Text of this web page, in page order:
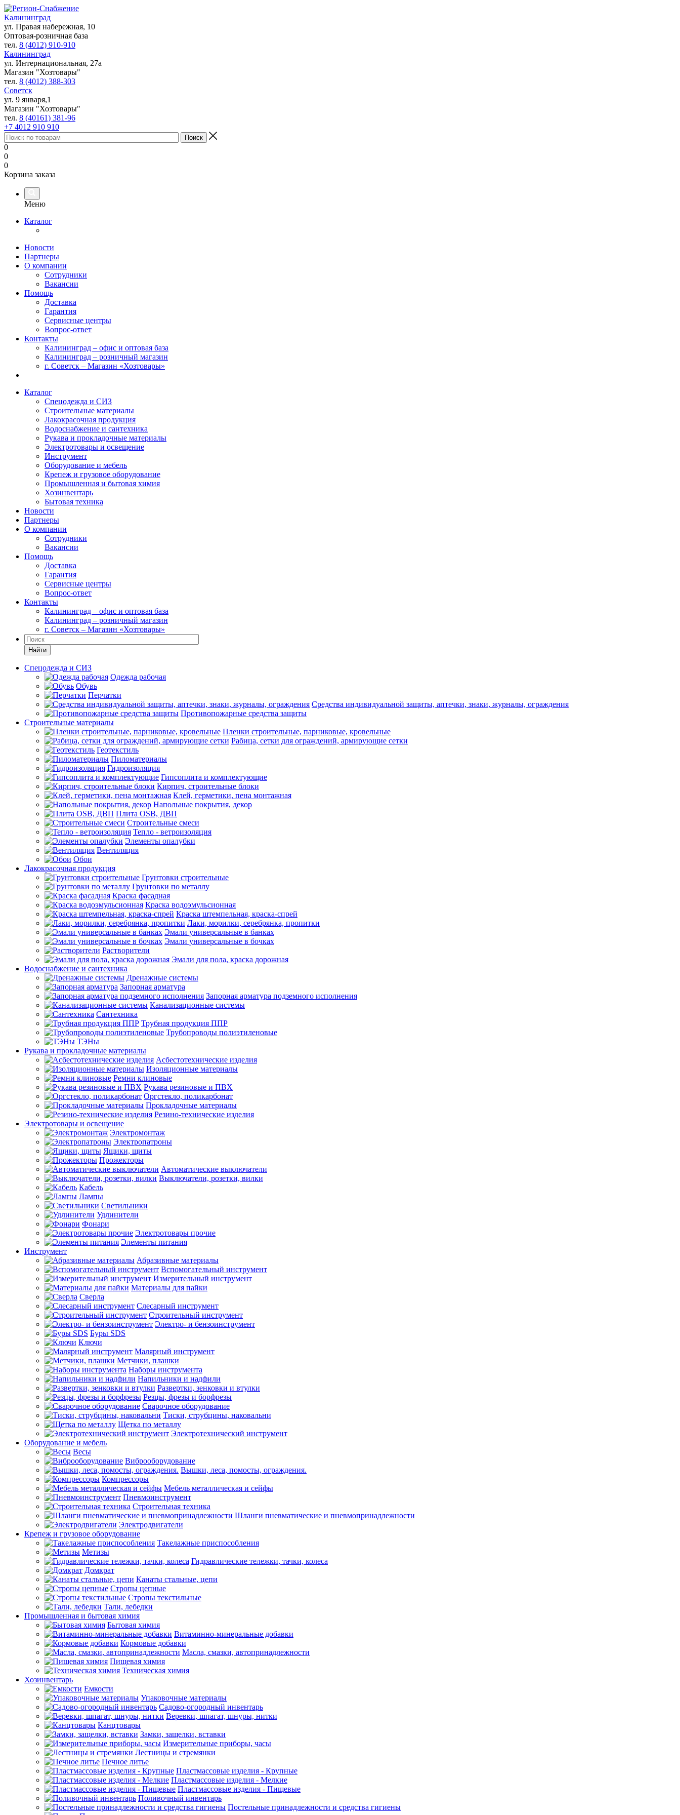
Калининград
ул. Правая набережная, 10
Оптовая-розничная база
тел. 8 (4012) 910-910
Калининград
ул. Интернациональная, 27а
Магазин "Хозтовары"
тел. 8 (4012) 388-303
Советск
ул. 9 января,1
Магазин "Хозтовары"
тел. 8 (40161) 381-96
+7 4012 910 910
0
0
0
Корзина заказа
Меню
Каталог
Новости
Партнеры
О компании
Сотрудники
Вакансии
Помощь
Доставка
Гарантия
Сервисные центры
Вопрос-ответ
Контакты
Калининград – офис и оптовая база
Калининград – розничный магазин
г. Советск – Магазин «Хозтовары»
Каталог
Спецодежда и СИЗ
Строительные материалы
Лакокрасочная продукция
Водоснабжение и сантехника
Рукава и прокладочные материалы
Электротовары и освещение
Инструмент
Оборудование и мебель
Крепеж и грузовое оборудование
Промышленная и бытовая химия
Хозинвентарь
Бытовая техника
Новости
Партнеры
О компании
Сотрудники
Вакансии
Помощь
Доставка
Гарантия
Сервисные центры
Вопрос-ответ
Контакты
Калининград – офис и оптовая база
Калининград – розничный магазин
г. Советск – Магазин «Хозтовары»
Найти
Спецодежда и СИЗ
Одежда рабочая
Обувь
Перчатки
Средства индивидуальной защиты, аптечки, знаки, журналы, ограждения
Противопожарные средства защиты
Строительные материалы
Пленки строительные, парниковые, кровельные
Рабица, сетки для ограждений, армирующие сетки
Геотекстиль
Пиломатериалы
Гидроизоляция
Гипсоплита и комплектующие
Кирпич, строительные блоки
Клей, герметики, пена монтажная
Напольные покрытия, декор
Плита OSB, ДВП
Строительные смеси
Тепло - ветроизоляция
Элементы опалубки
Вентиляция
Обои
Лакокрасочная продукция
Грунтовки строительные
Грунтовки по металлу
Краска фасадная
Краска водоэмульсионная
Краска штемпельная, краска-спрей
Лаки, морилки, серебрянка, пропитки
Эмали универсальные в банках
Эмали универсальные в бочках
Растворители
Эмали для пола, краска дорожная
Водоснабжение и сантехника
Дренажные системы
Запорная арматура
Запорная арматура подземного исполнения
Канализационные системы
Сантехника
Трубная продукция ППР
Трубопроводы полиэтиленовые
ТЭНы
Рукава и прокладочные материалы
Асбестотехнические изделия
Изоляционные материалы
Ремни клиновые
Рукава резиновые и ПВХ
Оргстекло, поликарбонат
Прокладочные материалы
Резино-технические изделия
Электротовары и освещение
Электромонтаж
Электропатроны
Ящики, щиты
Прожекторы
Автоматические выключатели
Выключатели, розетки, вилки
Кабель
Лампы
Светильники
Удлинители
Фонари
Электротовары прочие
Элементы питания
Инструмент
Абразивные материалы
Вспомогательный инструмент
Измерительный инструмент
Материалы для пайки
Сверла
Слесарный инструмент
Строительный инструмент
Электро- и бензоинструмент
Буры SDS
Ключи
Малярный инструмент
Метчики, плашки
Наборы инструмента
Напильники и надфили
Развертки, зенковки и втулки
Резцы, фрезы и борфрезы
Сварочное оборудование
Тиски, струбцины, наковальни
Щетка по металлу
Электротехнический инструмент
Оборудование и мебель
Весы
Виброоборудование
Вышки, леса, помосты, ограждения.
Компрессоры
Мебель металлическая и сейфы
Пневмоинструмент
Строительная техника
Шланги пневматические и пневмопринадлежности
Электродвигатели
Крепеж и грузовое оборудование
Такелажные приспособления
Метизы
Гидравлические тележки, тачки, колеса
Домкрат
Канаты стальные, цепи
Стропы цепные
Стропы текстильные
Тали, лебедки
Промышленная и бытовая химия
Бытовая химия
Витаминно-минеральные добавки
Кормовые добавки
Масла, смазки, автопринадлежности
Пищевая химия
Техническая химия
Хозинвентарь
Емкости
Упаковочные материалы
Садово-огородный инвентарь
Веревки, шпагат, шнуры, нитки
Канцтовары
Замки, защелки, вставки
Измерительные приборы, часы
Лестницы и стремянки
Печное литье
Пластмассовые изделия - Крупные
Пластмассовые изделия - Мелкие
Пластмассовые изделия - Пищевые
Поливочный инвентарь
Постельные принадлежности и средства гигиены